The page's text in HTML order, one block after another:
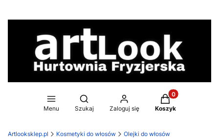
Menu
Otwórz wyszukiwarkę
Szukaj Zaloguj się
Produkty w
Koszyk
Artlooksklep.pl Kosmetyki do włosów Olejki do włosów